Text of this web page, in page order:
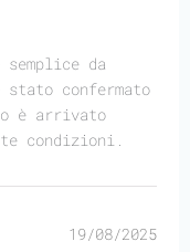
da
confermato
è arrivato
condizioni.
19/08/2025